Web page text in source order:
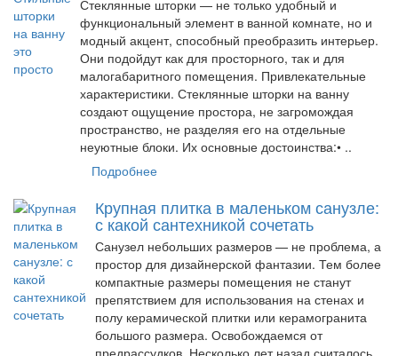
Стеклянные шторки — не только удобный и
функциональный элемент в ванной комнате, но и
модный акцент, способный преобразить интерьер.
Они подойдут как для просторного, так и для
малогабаритного помещения. Привлекательные
характеристики. Стеклянные шторки на ванну
создают ощущение простора, не загромождая
пространство, не разделяя его на отдельные
неуютные блоки. Их основные достоинства:• ..
Подробнее
Крупная плитка в маленьком санузле:
с какой сантехникой сочетать
Санузел небольших размеров — не проблема, а
простор для дизайнерской фантазии. Тем более
компактные размеры помещения не станут
препятствием для использования на стенах и
полу керамической плитки или керамогранита
большого размера. Освобождаемся от